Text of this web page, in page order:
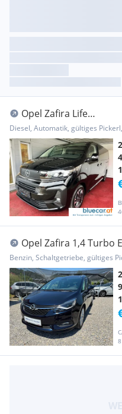
Opel Zafira Life
VIP/Vollausst/Tisch/
Diesel, Automatik, gültiges
Opel Zafira 1,4 Turbo
Start/Stop
Benzin, Schaltgetriebe, gültiges